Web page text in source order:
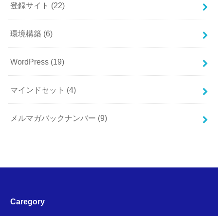
登録サイト (22)
環境構築 (6)
WordPress (19)
マインドセット (4)
メルマガバックナンバー (9)
Caregory